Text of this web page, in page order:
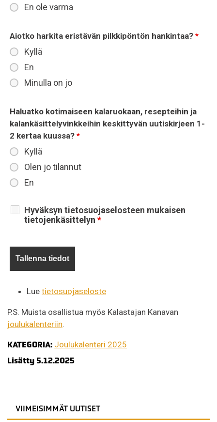
En ole varma
Aiotko harkita eristävän pilkkipöntön hankintaa? *
Kyllä
En
Minulla on jo
Haluatko kotimaiseen kalaruokaan, resepteihin ja
kalankäsittelyvinkkeihin keskittyvän uutiskirjeen 1-
2 kertaa kuussa? *
Kyllä
Olen jo tilannut
En
Hyväksyn tietosuojaselosteen mukaisen
tietojenkäsittelyn *
Lue tietosuojaseloste
P.S. Muista osallistua myös Kalastajan Kanavan
joulukalenteriin.
KATEGORIA: Joulukalenteri 2025
Lisätty 5.12.2025
VIIMEISIMMÄT UUTISET